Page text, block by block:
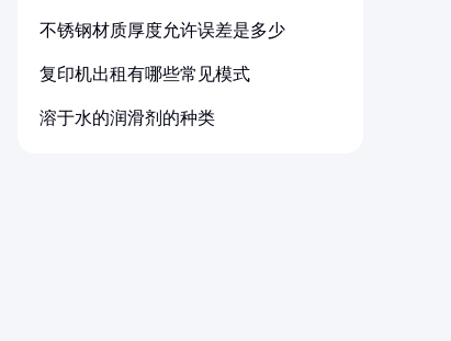
不锈钢材质厚度允许误差是多少
复印机出租有哪些常见模式
溶于水的润滑剂的种类